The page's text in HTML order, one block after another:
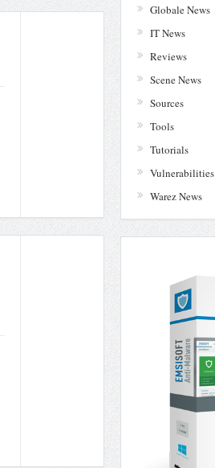
Globale News
IT News
Reviews
Scene News
Sources
Tools
Tutorials
Vulnerabilities
Warez News